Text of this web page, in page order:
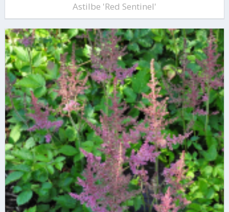
Astilbe 'Red Sentinel'